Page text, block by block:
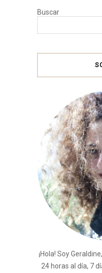
Buscar
¡Hola! Soy
24 horas al día, 7